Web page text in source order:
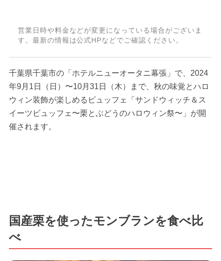
営業日時や料金などが変更になっている場合がございま
す。最新の情報は公式HPなどでご確認ください。
千葉県千葉市の「ホテルニューオータニ幕張」で、2024
年9月1日（日）〜10月31日（木）まで、秋の味覚とハロ
ウィン装飾が楽しめるビュッフェ「サンドウィッチ＆ス
イーツビュッフェ〜栗とぶどうのハロウィン祭〜」が開
催されます。
国産栗を使ったモンブランを食べ比
べ